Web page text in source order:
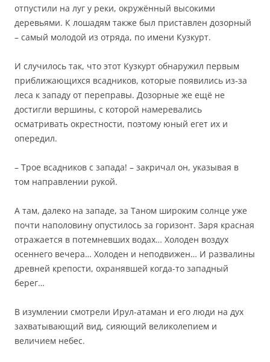
отпустили на луг у реки, окружённый высокими
деревьями. К лошадям также был приставлен дозорный
– самый молодой из отряда, по имени Кузкурт.
И случилось так, что этот Кузкурт обнаружил первым
приближающихся всадников, которые появились из-за
леса к западу от переправы. Дозорные же ещё не
достигли вершины, с которой намеревались
осматривать окрестности, поэтому юный егет их и
опередил.
– Трое всадников с запада! – закричал он, указывая в
том направлении рукой.
А там, далеко на западе, за Таном широким солнце уже
почти наполовину опустилось за горизонт. Заря красная
отражается в потемневших водах… Холоден воздух
осеннего вечера… Холоден и неподвижен… И развалины
древней крепости, охранявшей когда-то западный
берег…
В изумлении смотрели Ирул-атаман и его люди на дух
захватывающий вид, сияющий великолепием и
величием небес.